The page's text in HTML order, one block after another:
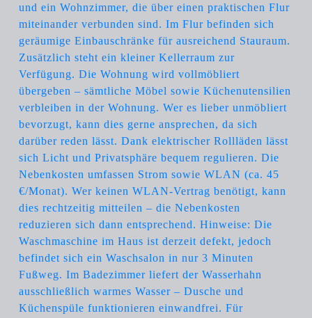
und ein Wohnzimmer, die über einen praktischen Flur
miteinander verbunden sind. Im Flur befinden sich
geräumige Einbauschränke für ausreichend Stauraum.
Zusätzlich steht ein kleiner Kellerraum zur
Verfügung. Die Wohnung wird vollmöbliert
übergeben – sämtliche Möbel sowie Küchenutensilien
verbleiben in der Wohnung. Wer es lieber unmöbliert
bevorzugt, kann dies gerne ansprechen, da sich
darüber reden lässt. Dank elektrischer Rollläden lässt
sich Licht und Privatsphäre bequem regulieren. Die
Nebenkosten umfassen Strom sowie WLAN (ca. 45
€/Monat). Wer keinen WLAN-Vertrag benötigt, kann
dies rechtzeitig mitteilen – die Nebenkosten
reduzieren sich dann entsprechend. Hinweise: Die
Waschmaschine im Haus ist derzeit defekt, jedoch
befindet sich ein Waschsalon in nur 3 Minuten
Fußweg. Im Badezimmer liefert der Wasserhahn
ausschließlich warmes Wasser – Dusche und
Küchenspüle funktionieren einwandfrei. Für